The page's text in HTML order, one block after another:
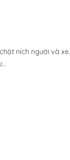
ních người và xe.
...